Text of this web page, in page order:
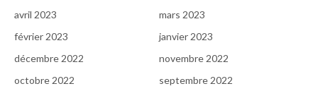
avril 2023
mars 2023
février 2023
janvier 2023
décembre 2022
novembre 2022
octobre 2022
septembre 2022